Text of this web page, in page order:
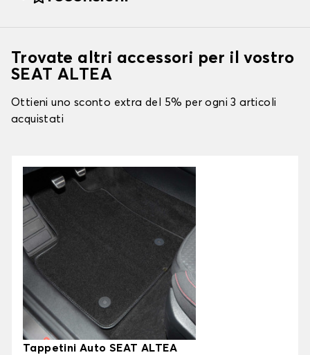
Trovate altri accessori per il vostro
SEAT ALTEA
Ottieni uno sconto extra del 5% per ogni 3 articoli
acquistati
Tappetini Auto SEAT ALTEA